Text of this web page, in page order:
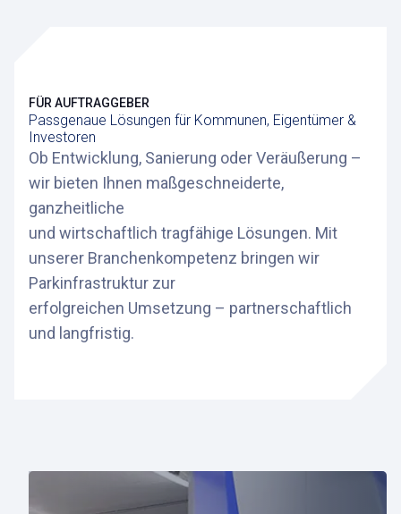
Passgenaue Lösungen für Kommunen, Eigentümer &
Investoren
FÜR AUFTRAGGEBER
Ob Entwicklung, Sanierung oder Veräußerung –
wir bieten Ihnen maßgeschneiderte,
ganzheitliche
und wirtschaftlich tragfähige Lösungen. Mit
unserer Branchenkompetenz bringen wir
Parkinfrastruktur zur
erfolgreichen Umsetzung – partnerschaftlich
und langfristig.